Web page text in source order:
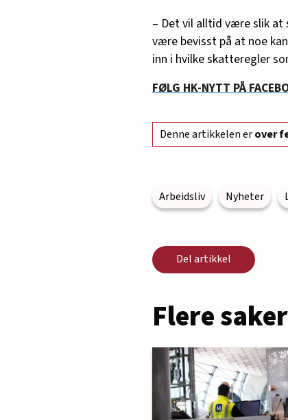
– Det vil alltid være slik
være bevisst på at noe
inn i hvilke skatteregler
FØLG HK-NYTT PÅ
Denne artikkelen erover
Arbeidsliv Nyheter
Del artikkel
Flere saker